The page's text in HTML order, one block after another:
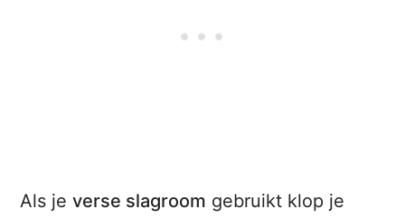
Als jeverse slagroom gebruikt klop je